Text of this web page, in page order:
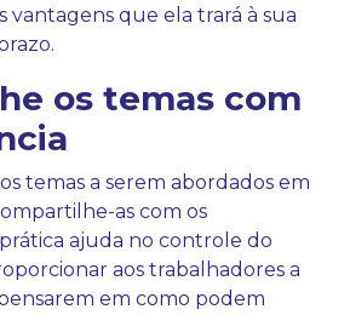
vantagens que ela trará à sua
os temas com
temas a serem abordados em
as com os
ajuda no controle do
aos trabalhadores a
em como podem